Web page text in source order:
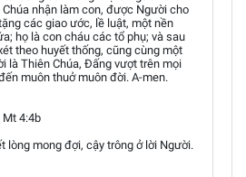
nhận làm con, được Người cho
các giao ước, lề luật, một nền
họ là con cháu các tổ phụ; và sau
theo huyết thống, cũng cùng một
là Thiên Chúa, Đấng vượt trên mọi
muôn thuở muôn đời. A-men.
Mt 4:4b
lòng mong đợi, cậy trông ở lời Người.